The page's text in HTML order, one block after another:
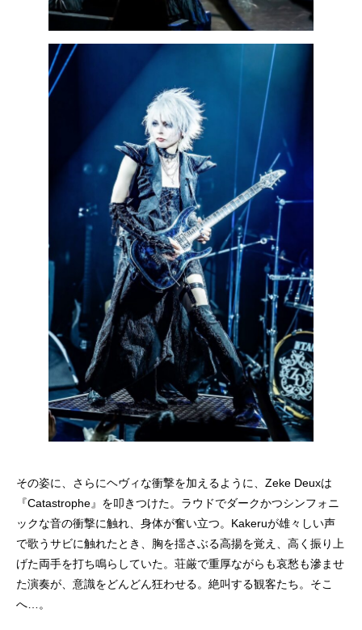
その姿に、さらにヘヴィな衝撃を加えるように、Zeke Deuxは
『Catastrophe』を叩きつけた。ラウドでダークかつシンフォニ
ックな音の衝撃に触れ、身体が奮い立つ。Kakeruが雄々しい声
で歌うサビに触れたとき、胸を揺さぶる高揚を覚え、高く振り上
げた両手を打ち鳴らしていた。荘厳で重厚ながらも哀愁も滲ませ
た演奏が、意識をどんどん狂わせる。絶叫する観客たち。そこ
へ…。